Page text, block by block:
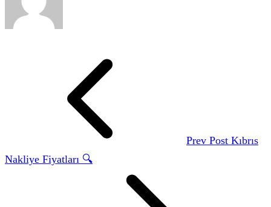
Prev Post Kıbrıs
Nakliye Fiyatları 🔍